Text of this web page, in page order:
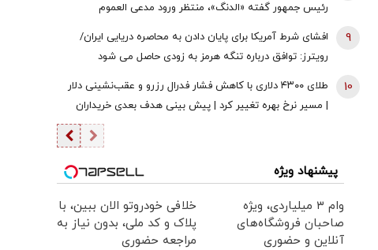
رئیس جمهور گفته «الدنگ»، منتظر ورود مدعی العموم
قوه قضائیه ورود نمی‌کند؟
افشای شرط آمریکا برای پایان دادن به محاصره دریایی ایران/
رویترز: توافق درباره تنگه هرمز به زودی حاصل می شود
9
طلای ۴۳۰۰ دلاری با کاهش فشار فدرال رزرو و عقب‌نشینی دلار
| مسیر نرخ بهره تغییر کرد | پیش بینی هدف بعدی خریداران
10
پیشنهاد ویژه
وام ۳ میلیاردی، ویژه
صاحبان فروشگاه‌های
آنلاین و حضوری
خلافی خودروتو الان ببین، با
پلاک و کد ملی، بدون نیاز به
مراجعه حضوری